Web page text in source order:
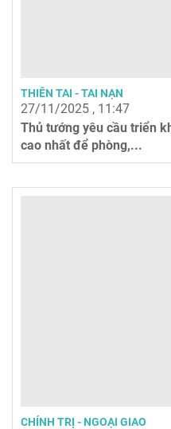
THIÊN TAI - TAI NẠN
27/11/2025 , 11:47
Thủ tướng yêu cầu triển
cao nhất để phòng,...
CHÍNH TRỊ - NGOẠI GIAO